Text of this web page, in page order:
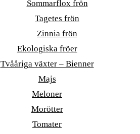
Sommarflox frön
Tagetes frön
Zinnia frön
Ekologiska fröer
Tvååriga växter – Bienner
Majs
Meloner
Morötter
Tomater